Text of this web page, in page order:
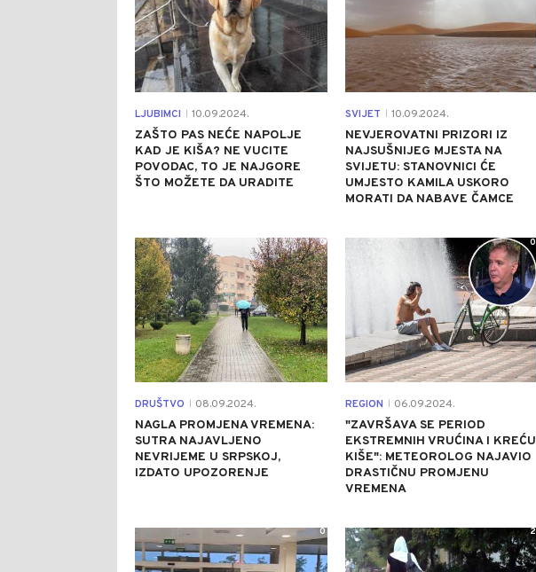
LJUBIMCI 10.09.2024.
ZAŠTO PAS NEĆE NAPOLJE
KAD JE KIŠA? NE VUCITE
POVODAC, TO JE NAJGORE
ŠTO MOŽETE DA URADITE
SVIJET 10.09.2024.
NEVJEROVATNI PRIZORI IZ
NAJSUŠNIJEG MJESTA NA
SVIJETU: STANOVNICI ĆE
UMJESTO KAMILA USKORO
MORATI DA NABAVE ČAMCE
DRUŠTVO 08.09.2024.
NAGLA PROMJENA VREMENA:
SUTRA NAJAVLJENO
NEVRIJEME U SRPSKOJ,
IZDATO UPOZORENJE
0
REGION 06.09.2024.
"ZAVRŠAVA SE PERIOD
EKSTREMNIH VRUĆINA I KREĆU
KIŠE": METEOROLOG NAJAVIO
DRASTIČNU PROMJENU
VREMENA
0
0 2